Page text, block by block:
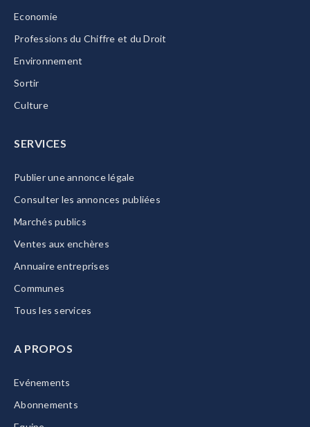
Economie
Professions du Chiffre et du Droit
Environnement
Sortir
Culture
SERVICES
Publier une annonce légale
Consulter les annonces publiées
Marchés publics
Ventes aux enchères
Annuaire entreprises
Communes
Tous les services
A PROPOS
Evénements
Abonnements